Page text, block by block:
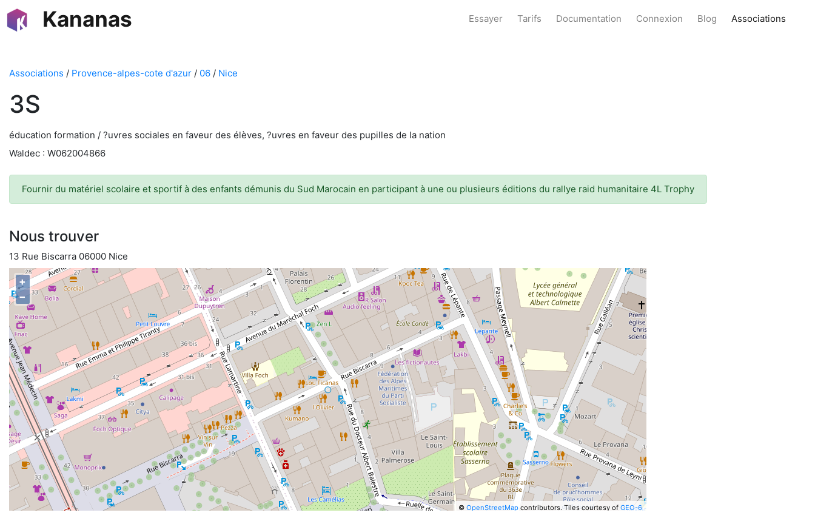
Kananas Essayer Tarifs Documentation Connexion Blog Associations
Associations / Provence-alpes-cote d'azur / 06 / Nice
3S
éducation formation / ?uvres sociales en faveur des élèves, ?uvres en faveur des pupilles de la nation
Waldec : W062004866
Fournir du matériel scolaire et sportif à des enfants démunis du Sud Marocain en participant à une ou plusieurs éditions du rallye raid humanitaire 4L Trophy
Nous trouver
13 Rue Biscarra 06000 Nice
+
−
© OpenStreetMapcontributors. Tiles courtesy of GEO-6